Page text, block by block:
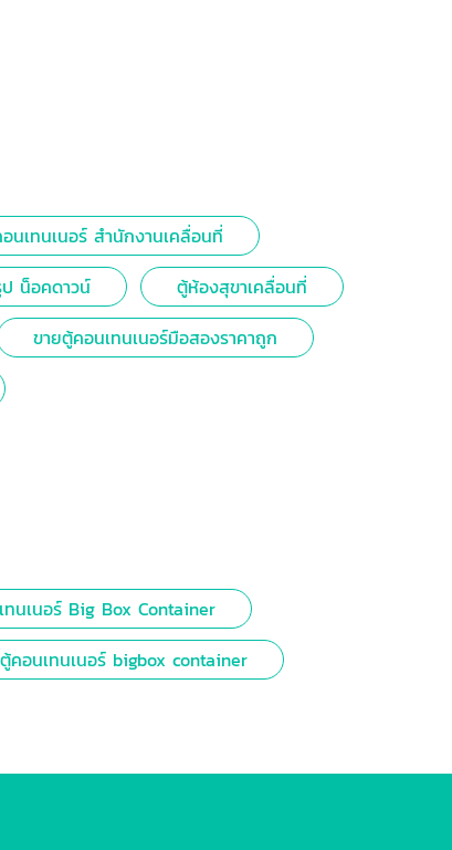
นเทนเนอร์ สำนักงานเคลื่อนที่
ป น็อคดาวน์
ตู้ห้องสุขาเคลื่อนที่
ขายตู้คอนเทนเนอร์มือสองราคาถูก
ทนเนอร์ Big Box Container
คอนเทนเนอร์ bigbox container